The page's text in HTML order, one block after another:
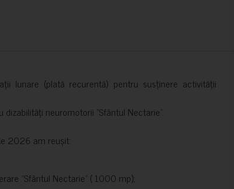
lunare (plată recurentă) pentru susținere activității
neuromotorii ”Sfântul Nectarie”.
2026 am reușit:
”Sfântul Nectarie” ( 1000 mp);